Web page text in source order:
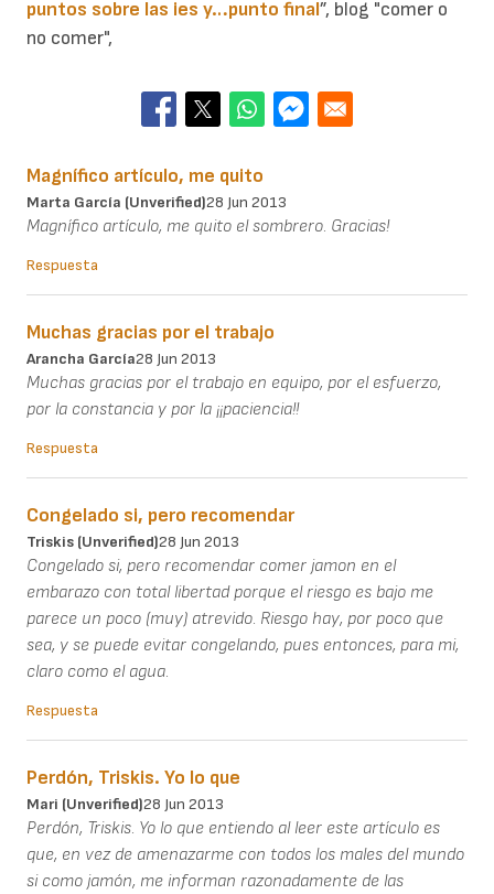
puntos sobre las ies y…punto final”, blog "comer o
no comer",
Magnífico artículo, me quito
Marta García (unverified)28 Jun 2013
Magnífico artículo, me quito el sombrero. Gracias!
Respuesta
Muchas gracias por el trabajo
Arancha García28 Jun 2013
Muchas gracias por el trabajo en equipo, por el esfuerzo,
por la constancia y por la ¡¡paciencia!!
Respuesta
Congelado si, pero recomendar
Triskis (unverified)28 Jun 2013
Congelado si, pero recomendar comer jamon en el
embarazo con total libertad porque el riesgo es bajo me
parece un poco (muy) atrevido. Riesgo hay, por poco que
sea, y se puede evitar congelando, pues entonces, para mi,
claro como el agua.
Respuesta
Perdón, Triskis. Yo lo que
Mari (unverified)28 Jun 2013
Perdón, Triskis. Yo lo que entiendo al leer este artículo es
que, en vez de amenazarme con todos los males del mundo
si como jamón, me informan razonadamente de las